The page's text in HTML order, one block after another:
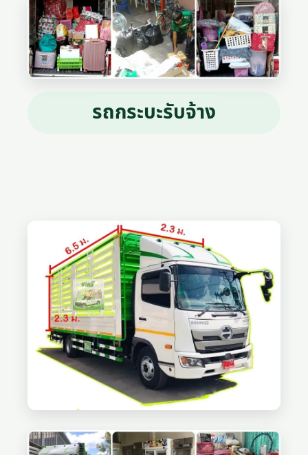
รถกระบะรับจ้าง